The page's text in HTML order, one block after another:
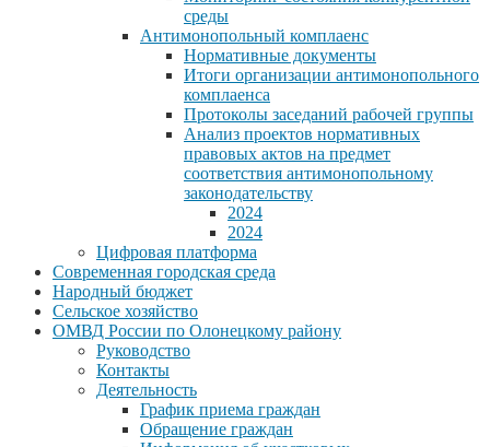
среды
Антимонопольный комплаенс
Нормативные документы
Итоги организации антимонопольного
комплаенса
Протоколы заседаний рабочей группы
Анализ проектов нормативных
правовых актов на предмет
соответствия антимонопольному
законодательству
2024
2024
Цифровая платформа
Современная городская среда
Народный бюджет
Сельское хозяйство
ОМВД России по Олонецкому району
Руководство
Контакты
Деятельность
График приема граждан
Обращение граждан